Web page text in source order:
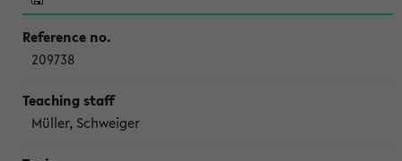
209738
Müller, Schweiger